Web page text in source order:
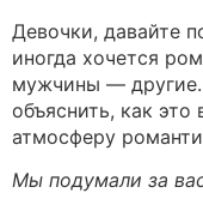
Девочки, давайте
иногда хочется
мужчины —
объяснить, как
атмосферу
Мы подумали за